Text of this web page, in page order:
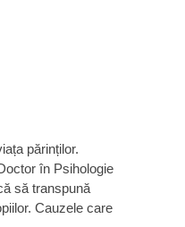
părinților.
în Psihologie
să transpună
Cauzele care